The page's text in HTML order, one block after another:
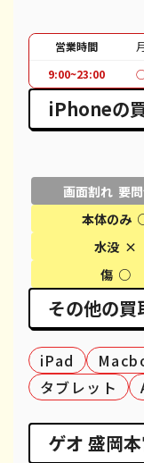
iPhone SE 2
iPhone 11
iPhone 11 Pro
iPhone XR
iPhone XS
iPhone XS Max
iPhone X
iPhone 8
iPhone 7 Plus
営業時間
9:00~23:00
iPhoneの
画面割れ 要
本体のみ
水没 ×
傷 ○
その他の買
iPad
タブレット
ゲオ 盛岡